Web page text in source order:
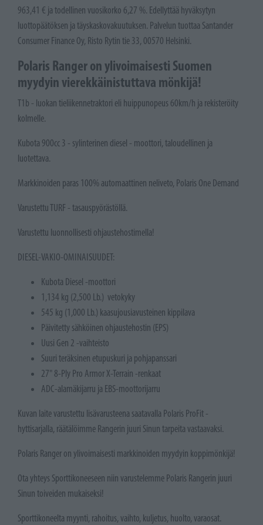
963,41 € ja todellinen vuosikorko 6,27 %. Edellyttää hyväksytyn
luottopäätöksen ja täyskaskovakuutuksen. Palvelun tuottaa Santander
Consumer Finance Oy, Risto Rytin tie 33, 00570 Helsinki.
Polaris Ranger on ylivoimaisesti Suomen
myydyin vierekkäinistuttava mönkijä!
T1b - luokan tieliikennetraktori eli huippunopeus 60km/h ja rekisteröity
kolmelle.
Kubota 900cc 3 - sylinterinen diesel - moottori, taloudellinen ja
luotettava.
Markkinoiden paras 100% automaattinen neliveto, Polaris One Demand
Varustettu TURF - tasauspyörästöllä.
Varustettu luonnollisesti ohjaustehostimella!
DIESEL-VAKIO-OMINAISUUDET:
Kubota Diesel -moottori
1,134 kg (2,500 Lb.) vetokyky
545 kg (1,000 Lb.) kaasujousiavusteinen kippilava
Päivitetty sähköinen ohjaustehostin (EPS)
Uusi Gen 2 -vaihteisto
Suuri teräksinen etupuskuri ja pohjapanssari
27" 8-Ply Pro Armor X-Terrain -renkaat
ADC-alamäkijarru ja EBS-moottorijarru
Kuvan laite varustettu lisävarusteena saatavalla Polaris ProFit -
hyttisarjalla, räätälöimme Rangerin juuri Sinun tarpeita vastaavaksi.
Polaris Ranger on ylivoimaisesti markkinoiden myydyin koppimönkijä!
Ota yhteys Sporttikoneeseen niin varustelemme Polaris Rangerin juuri
Sinun toiveiden mukaiseksi!
Sporttikoneelta myynti, rahoitus, vaihto, kuljetus, huolto, varaosat.